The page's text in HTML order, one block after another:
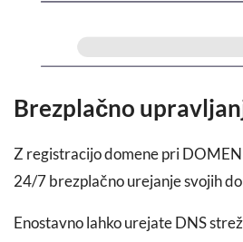
Brezplačno
Z registracijo domene pri
24/7 brezplačno urejanje svojih
Enostavno lahko urejate DNS